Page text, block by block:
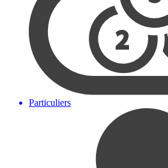
Particuliers